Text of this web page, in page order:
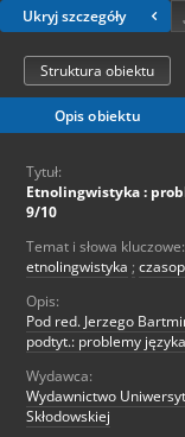
Ukryj szczegóły
Struktura obiektu
Opis obiektu
Tytuł:
Etnolingwistyka :
9/10
Temat i słowa kluczowe:
etnolingwistyka ;
Opis:
Pod red. Jerzego
podtyt.: problemy
Wydawca:
Wydawnictwo
Skłodowskiej